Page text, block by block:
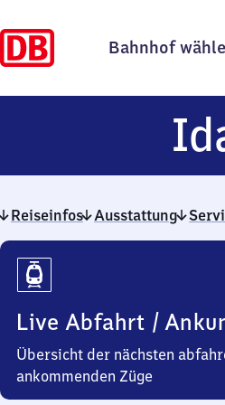
Bahnhof
Reiseinfos Ausstattung
Reiseinfos
Live Abfahrt /
Übersicht der nächsten
ankommenden Züge